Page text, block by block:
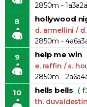
2850m -
8 hollywood
d. armellini /
2850m -
9 help me win
e. raffin / s.
2850m -
10 hells bells (
th.